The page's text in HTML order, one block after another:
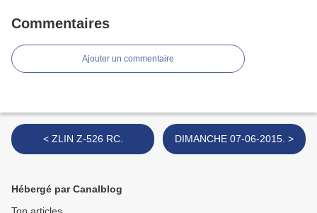
Commentaires
Ajouter un commentaire
< ZLIN Z-526 RC. DIMANCHE 07-06-2015. >
Hébergé par Canalblog